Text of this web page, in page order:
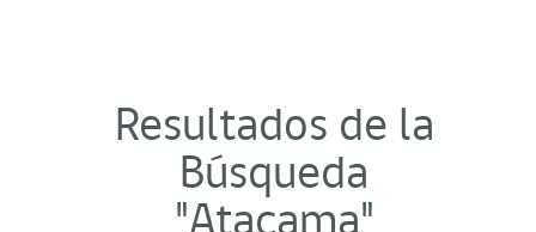
Resultados de la
Búsqueda